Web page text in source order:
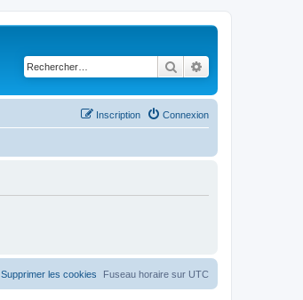
Rechercher
Connexion
Inscription
Fuseau horaire sur UTC
Supprimer les cookies